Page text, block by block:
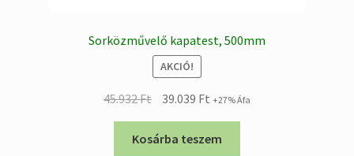
Sorközművelő kapatest, 500mm
AKCIÓ!
45.932Ft
Original
price
was:
39.039 FtCurrent
price
is:
+27% Áfa
Kosárba teszem